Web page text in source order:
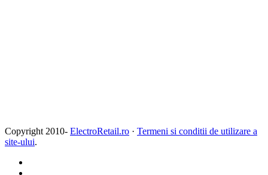
Copyright 2010- ElectroRetail.ro · Termeni si conditii de utilizare a
site-ului.